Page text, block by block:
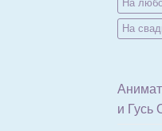
На
На
и Гусь